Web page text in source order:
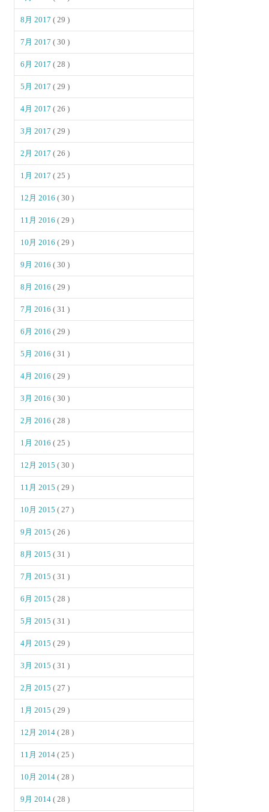
8月 2017( 29 )
7月 2017( 30 )
6月 2017( 28 )
5月 2017( 29 )
4月 2017( 26 )
3月 2017( 29 )
2月 2017( 26 )
1月 2017( 25 )
12月 2016( 30 )
11月 2016( 29 )
10月 2016( 29 )
9月 2016( 30 )
8月 2016( 29 )
7月 2016( 31 )
6月 2016( 29 )
5月 2016( 31 )
4月 2016( 29 )
3月 2016( 30 )
2月 2016( 28 )
1月 2016( 25 )
12月 2015( 30 )
11月 2015( 29 )
10月 2015( 27 )
9月 2015( 26 )
8月 2015( 31 )
7月 2015( 31 )
6月 2015( 28 )
5月 2015( 31 )
4月 2015( 29 )
3月 2015( 31 )
2月 2015( 27 )
1月 2015( 29 )
12月 2014( 28 )
11月 2014( 25 )
10月 2014( 28 )
9月 2014( 28 )